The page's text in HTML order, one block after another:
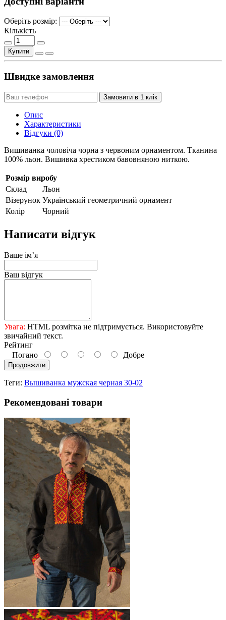
Оберіть розмір:
Кількість
Купити
Швидке замовлення
Замовити в 1 клік
Опис
Характеристики
Відгуки (0)
Вишиванка чоловіча чорна з червоним орнаментом. Тканина
100% льон. Вишивка хрестиком бавовняною ниткою.
Розмір виробу
Склад
Льон
Візерунок Український геометричний орнамент
Колір
Чорний
Написати відгук
Ваше ім’я
Ваш відгук
Увага: HTML розмітка не підтримується. Використовуйте
звичайний текст.
Рейтинг
Погано
Добре
Продовжити
Теги: Вышиванка мужская черная 30-02
Рекомендовані товари